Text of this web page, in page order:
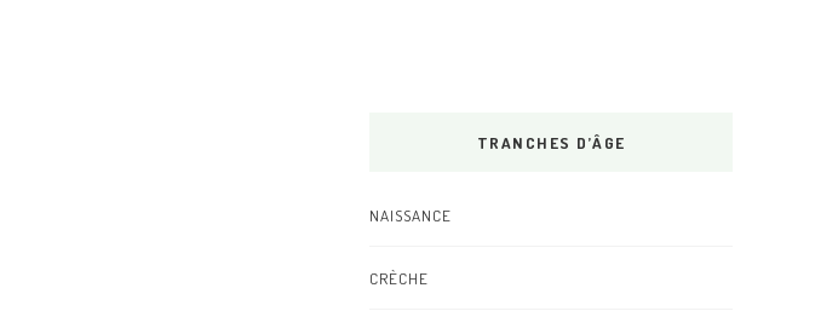
TRANCHES D’ÂGE
NAISSANCE
CRÈCHE